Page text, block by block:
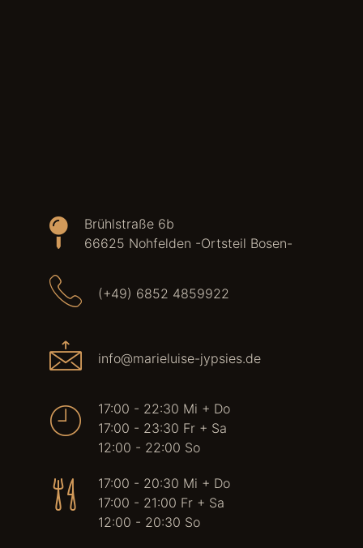
Brühlstraße 6b
66625 Nohfelden -Ortsteil Bosen-
(+49) 6852 4859922
info@marieluise-jypsies.de
17:00 - 22:30 Mi + Do
17:00 - 23:30 Fr + Sa
12:00 - 22:00 So
17:00 - 20:30 Mi + Do
17:00 - 21:00 Fr + Sa
12:00 - 20:30 So